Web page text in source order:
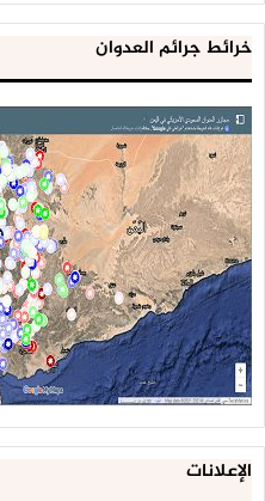
خرائط جرائم العدوان
الإعلانات